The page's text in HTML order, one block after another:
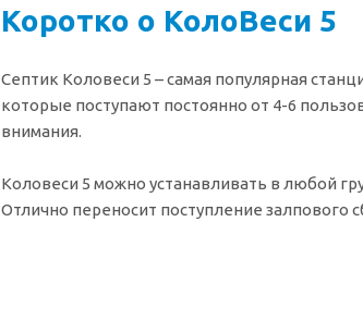
Коротко о КолоВеси 5
Септик Коловеси 5 – самая популярная
которые поступают постоянно от 4-6
внимания.
Коловеси 5 можно устанавливать в любой
Отлично переносит поступление залпового